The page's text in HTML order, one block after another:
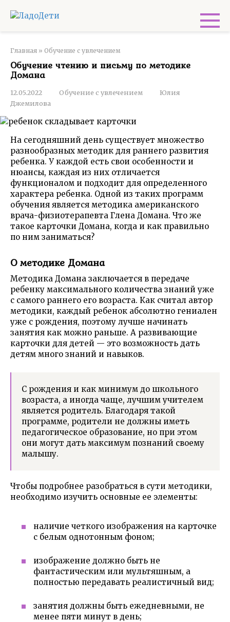
Главная » Обучение с увлечением
Обучение чтению и письму по методике
Домана
12.05.2022 Обучение с увлечением
Юлия
Джемилова
На сегодняшний день существует множество
разнообразных методик для раннего развития
ребенка. У каждой есть свои особенности и
нюансы, каждая из них отличается
функционалом и подходит для определенного
характера ребенка. Одной из таких программ
обучения является методика американского
врача-физиотерапевта Глена Домана. Что же
такое карточки Домана, когда и как правильно
по ним заниматься?
О методике Домана
Методика Домана заключается в передаче
ребенку максимального количества знаний уже
с самого раннего его возраста. Как считал автор
методики, каждый ребенок абсолютно гениален
уже с рождения, поэтому лучше начинать
занятия как можно раньше. А развивающие
карточки для детей — это возможность дать
детям много знаний и навыков.
С рождения и как минимум до школьного
возраста, а иногда чаще, лучшим учителем
является родитель. Благодаря такой
программе, родители не должны иметь
педагогическое образование, но при этом
они могут дать максимум познаний своему
малышу.
Чтобы подробнее разобраться в сути методики,
необходимо изучить основные ее элементы:
наличие четкого изображения на карточке
с белым однотонным фоном;
изображение должно быть не
фантастическим или мультяшным, а
полностью передавать реалистичный вид;
занятия должны быть ежедневными, не
менее пяти минут в день;